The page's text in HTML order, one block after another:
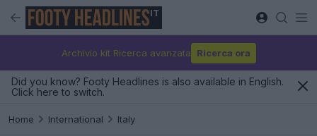
IT
Archivio kit Ricerca avanzata Ricerca ora
Did you know? Footy Headlines is also available in English.
Click here to switch.
Home International Italy